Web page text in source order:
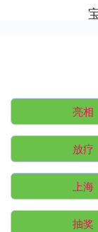
亮相
放疗
上海
抽奖